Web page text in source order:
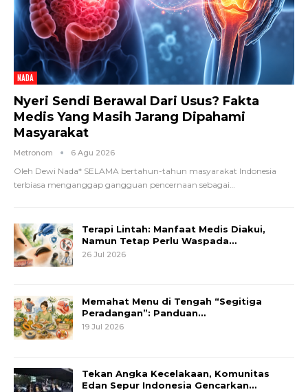
NADA
Nyeri Sendi Berawal Dari Usus? Fakta
Medis Yang Masih Jarang Dipahami
Masyarakat
Metronom 6 Agu 2026
Oleh Dewi Nada* SELAMA bertahun-tahun masyarakat Indonesia
terbiasa menganggap gangguan pencernaan sebagai
Terapi Lintah: Manfaat Medis Diakui,
Namun Tetap Perlu Waspada…
26 Jul 2026
Memahat Menu di Tengah “Segitiga
Peradangan”: Panduan…
19 Jul 2026
Tekan Angka Kecelakaan, Komunitas
Edan Sepur Indonesia Gencarkan…